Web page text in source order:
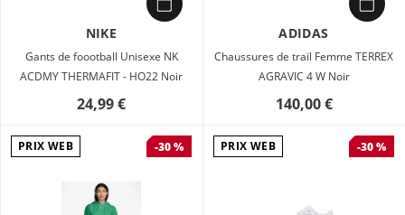
NIKE
Gants de foootball Unisexe NK
ACDMY THERMAFIT - HO22 Noir
24,99 €
ADIDAS
Chaussures de trail Femme TERREX
AGRAVIC 4 W Noir
140,00 €
PRIX WEB -30 % PRIX WEB -30 %